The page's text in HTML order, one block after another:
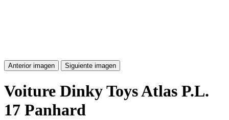
Anterior imagen Siguiente imagen
Voiture Dinky Toys Atlas P.L.
17 Panhard